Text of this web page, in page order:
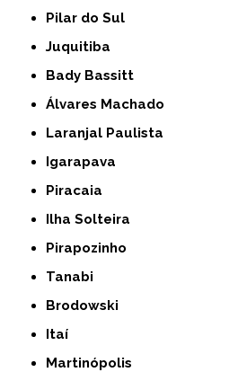
Pilar do Sul
Juquitiba
Bady Bassitt
Álvares Machado
Laranjal Paulista
Igarapava
Piracaia
Ilha Solteira
Pirapozinho
Tanabi
Brodowski
Itaí
Martinópolis